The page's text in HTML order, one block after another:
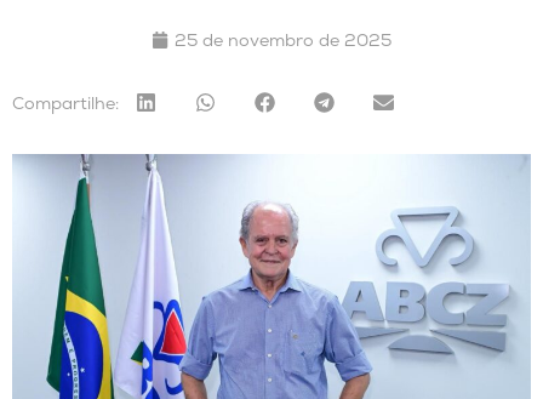
25 de novembro de 2025
Compartilhe: